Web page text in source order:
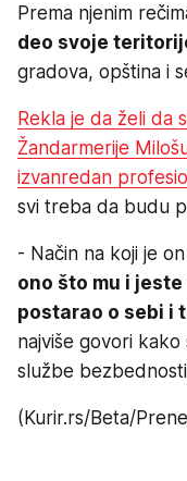
Prema njenim
deo svoje
gradova, opština i
Rekla je da želi da
Žandarmerije
izvanredan
svi treba da budu
- Način na koji je
ono što mu i
postarao o sebi i
najviše govori
službe
(Kurir.rs/Beta/